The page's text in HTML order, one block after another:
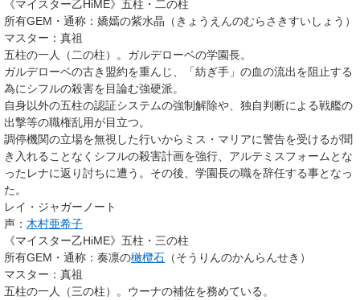
《マイスター乙HiME》 五柱・二の柱
所有GEM・通称 ：嬌嫣の紫水晶（きょうえんのむらさきすいしょう）
マスター ：真祖
五柱の一人（二の柱）。ガルデローベの学園長。
ガルデローベの古き盟約を重んじ、「紡ぎ手」の血の流出を阻止する
為にシフルの殺害を目論む強硬派。
自身以外の五柱の認証システムの強制解除や、独自判断による戦艦の
出撃等の職権乱用が目立つ。
調停機関の立場を無視した行いからミス・マリアに警告を受けるが聞
き入れることなくシフルの殺害計画を強行、アルテミスフォームとな
ったレナに返り討ちに遭う。その後、学園長の職を辞任する事となっ
た。
レイ・ジャガーノート
声： 木村亜希子
《マイスター乙HiME》 五柱・三の柱
所有GEM・通称 ：奏凛の橄欖石 （そうりんのかんらんせき）
マスター ：真祖
五柱の一人（三の柱）。ウーナの補佐を務めている。